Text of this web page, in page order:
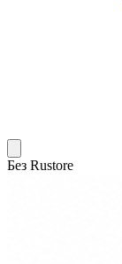
Без Rustore